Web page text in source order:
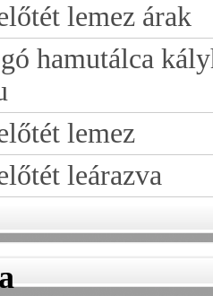
lemez árak
hamutálca
lemez
leárazva